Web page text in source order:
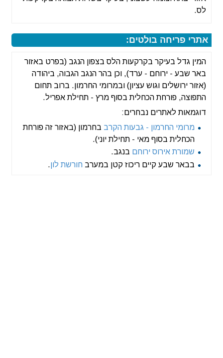
לס.
אתרי פריחה בולטים:
המין גדל בעיקר בקרקעות הלס בצפון הנגב (בפרט באזור
באר שבע - ירוחם - ערד), וכן בהר הנגב הגבוה, ביהודה
(אזור ירושלים וגוש עציון) ובמרומי החרמון. ברוב תחום
התפוצה, פורחת הכחלית בסוף מרץ - תחילת אפריל.
דוגמאות לאתרים נבחרים:
מרומי החרמון - גבעות הקרב בחרמון (באזור זה פורחת
הכחלית בסוף מאי - תחילת יוני).
שמורת אירוס ירוחם בנגב.
בבאר שבע קיים ריכוז קטן במערב חורשת לון.